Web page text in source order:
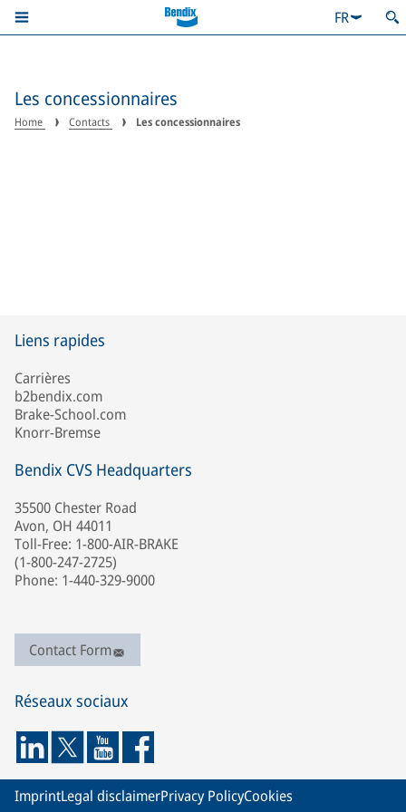
FR
Les concessionnaires
Home Contacts Les concessionnaires
Liens rapides
Carrières
b2bendix.com
Brake-School.com
Knorr-Bremse
Bendix CVS Headquarters
35500 Chester Road
Avon, OH 44011
Toll-Free: 1-800-AIR-BRAKE
(1-800-247-2725)
Phone: 1-440-329-9000
Contact Form
Réseaux sociaux
ImprintLegal disclaimerPrivacy PolicyCookies